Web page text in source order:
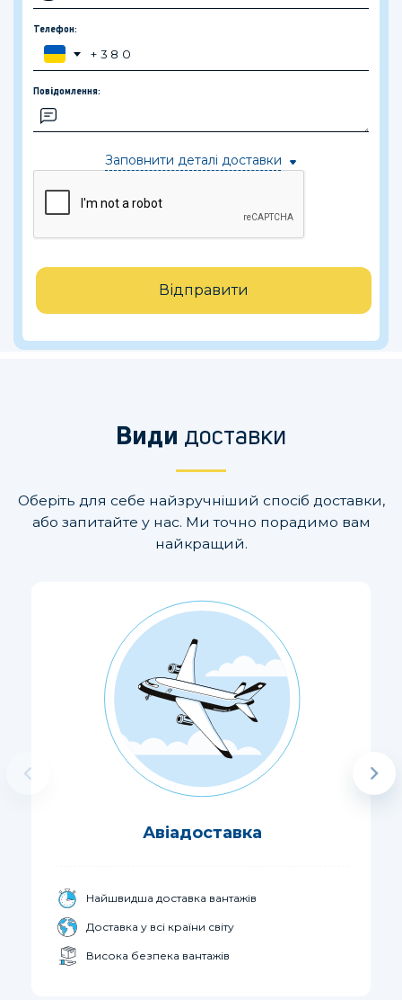
Телефон:
Повідомлення:
Заповнити деталі доставки
Відправити
Види доставки
Оберіть для себе найзручніший спосіб доставки,
або запитайте у нас. Ми точно порадимо вам
найкращий.
Авіадоставка
Найшвидша доставка вантажів
Доставка у всі країни світу
Висока безпека вантажів